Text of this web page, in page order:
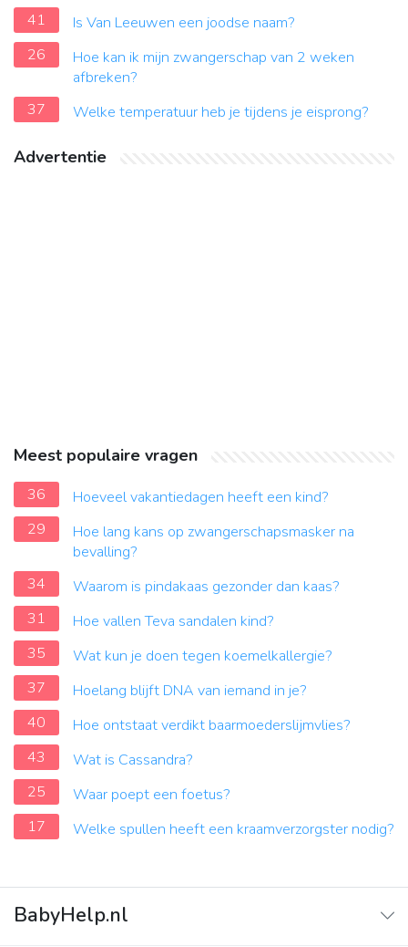
41
Is Van Leeuwen een joodse naam?
26
Hoe kan ik mijn zwangerschap van 2 weken
afbreken?
37
Welke temperatuur heb je tijdens je eisprong?
Advertentie
Meest populaire vragen
36
Hoeveel vakantiedagen heeft een kind?
29
Hoe lang kans op zwangerschapsmasker na
bevalling?
34
Waarom is pindakaas gezonder dan kaas?
31
Hoe vallen Teva sandalen kind?
35
Wat kun je doen tegen koemelkallergie?
37
Hoelang blijft DNA van iemand in je?
40
Hoe ontstaat verdikt baarmoederslijmvlies?
43
Wat is Cassandra?
25
Waar poept een foetus?
17
Welke spullen heeft een kraamverzorgster nodig?
BabyHelp.nl